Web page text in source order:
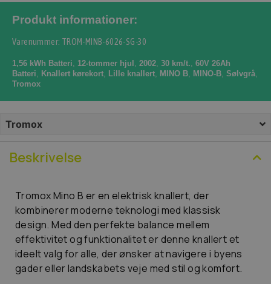
Produkt informationer:
Varenummer: TROM-MINB-6026-SG-30
1,56 kWh Batteri, 12-tommer hjul , 2002, 30 km/t., 60V 26Ah
Batteri, Knallert kørekort, Lille knallert, MINO B, MINO-B, Sølvgrå,
Tromox
Tromox
Beskrivelse
Tromox Mino B er en elektrisk knallert, der
kombinerer moderne teknologi med klassisk
design. Med den perfekte balance mellem
effektivitet og funktionalitet er denne knallert et
ideelt valg for alle, der ønsker at navigere i byens
gader eller landskabets veje med stil og komfort.